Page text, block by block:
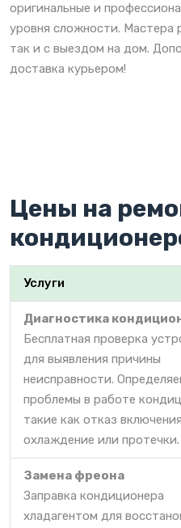
оригинальные и
уровня сложности. Мастера
так и с выездом на дом.
доставка курьером!
Цены на
Услуги
Диагностика
Бесплатная проверка
для выявления причины
неисправности.
проблемы в работе
такие как отказ
охлаждение или протечки.
Замена фреона
Заправка кондиционера
хладагентом для